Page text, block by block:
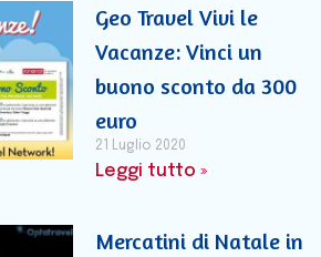
Geo Travel Vivi le
Vacanze: Vinci un
buono sconto da 300
euro
21 Luglio 2020
Leggi tutto »
Mercatini di Natale in